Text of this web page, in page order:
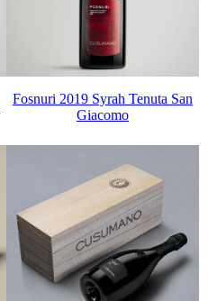
Fosnuri 2019 Syrah Tenuta San
Giacomo